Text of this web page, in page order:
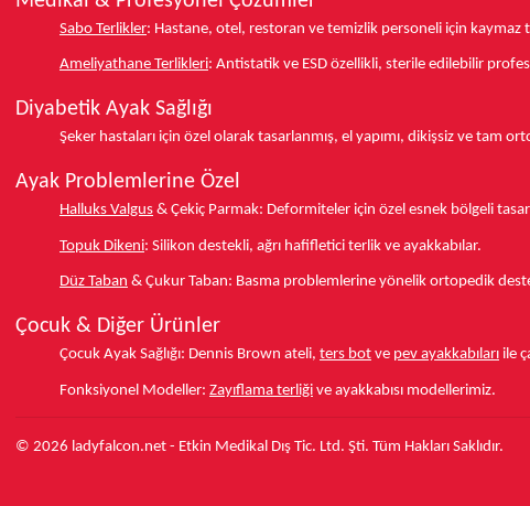
Sabo Terlikler: Hastane, otel, restoran ve temizlik personeli için kaymaz
Ameliyathane Terlikleri: Antistatik ve ESD özellikli, sterile edilebilir
Diyabetik Ayak Sağlığı
Şeker hastaları için özel olarak tasarlanmış, el yapımı, dikişsiz ve tam
Ayak Problemlerine Özel
Halluks Valgus & Çekiç Parmak: Deformiteler için özel esnek bölgeli
Topuk Dikeni: Silikon destekli, ağrı hafifletici terlik ve ayakkabılar.
Düz Taban & Çukur Taban: Basma problemlerine yönelik ortopedik
Çocuk & Diğer Ürünler
Çocuk Ayak Sağlığı: Dennis Brown ateli, ters bot ve pev ayakkabıları ile
Fonksiyonel Modeller: Zayıflama terliği ve ayakkabısı modellerimiz.
© 2026 ladyfalcon.net - Etkin Medikal Dış Tic. Ltd. Şti. Tüm Hakları Saklıdır.